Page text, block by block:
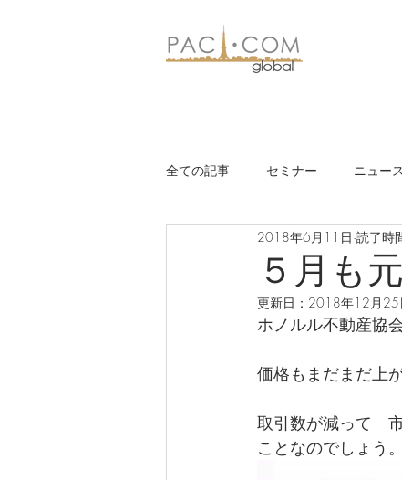
全ての記事 セミナー ニュース
５月も
2018年6月11日 読了時
更新日： 2018年12月25
ホノルル不動産協
価格もまだまだ上
取引数が減って　
ことなのでしょう